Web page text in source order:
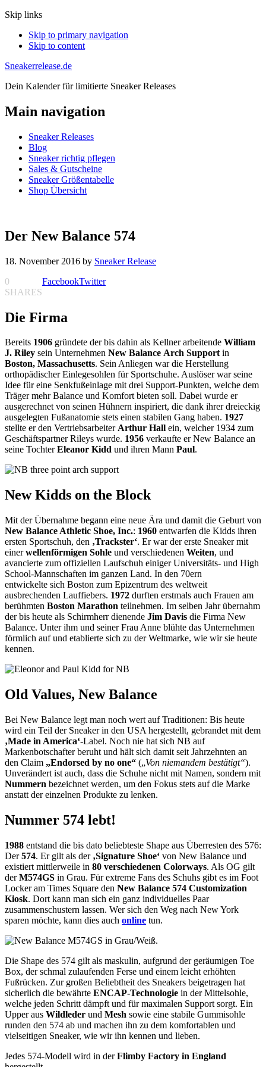
Skip links
Skip to primary navigation
Skip to content
Sneakerrelease.de
Dein Kalender für limitierte Sneaker Releases
Main navigation
Sneaker Releases
Blog
Sneaker richtig pflegen
Sales & Gutscheine
Sneaker Größentabelle
Shop Übersicht
Der New Balance 574
18. November 2016 by Sneaker Release
0
SHARES
FacebookTwitter
Die Firma
Bereits 1906 gründete der bis dahin als Kellner arbeitende William
J. Riley sein Unternehmen New Balance Arch Supportin
Boston, Massachusetts. Sein Anliegen war die Herstellung
orthopädischer Einlegesohlen für Sportschuhe. Auslöser war seine
Idee für eine Senkfußeinlage mit drei Support-Punkten, welche dem
Träger mehr Balance und Komfort bieten soll. Dabei wurde er
ausgerechnet von seinen Hühnern inspiriert, die dank ihrer dreieckig
ausgelegten Fußanatomie stets einen stabilen Gang haben. 1927
stellte er den VertriebsarbeiterArthur Hall ein, welcher 1934 zum
Geschäftspartner Rileys wurde. 1956 verkaufte er New Balance an
seine TochterEleanor Kidd und ihren Mann Paul.
New Kidds on the Block
Mit der Übernahme begann eine neue Ära und damit die Geburt von
New Balance Athletic Shoe, Inc.: 1960 entwarfen die Kidds ihren
ersten Sportschuh, den ‚Trackster‘. Er war der erste Sneaker mit
einerwellenförmigen Sohle und verschiedenen Weiten, und
avancierte zum offiziellen Laufschuh einiger Universitäts- und High
School-Mannschaften im ganzen Land. In den 70ern
entwickelte sich Boston zum Epizentrum des weltweit
ausbrechenden Lauffiebers. 1972 durften erstmals auch Frauen am
berühmten Boston Marathon teilnehmen. Im selben Jahr übernahm
der bis heute als Schirmherr dienende Jim Davis die Firma New
Balance. Unter ihm und seiner Frau Anne blühte das Unternehmen
förmlich auf und etablierte sich zu der Weltmarke, wie wir sie heute
kennen.
Old Values, New Balance
Bei New Balance legt man noch wert auf Traditionen: Bis heute
wird ein Teil der Sneaker in den USA hergestellt, gebrandet mit dem
‚Made in America‘-Label. Noch nie hat sich NB auf
Markenbotschafter beruht und hält sich damit seit Jahrzehnten an
den Claim „Endorsed by no one“ („Von niemandem bestätigt“).
Unverändert ist auch, dass die Schuhe nicht mit Namen, sondern mit
Nummern bezeichnet werden, um den Fokus stets auf die Marke
anstatt der einzelnen Produkte zu lenken.
Nummer 574 lebt!
1988 entstand die bis dato beliebteste Shape aus Überresten des 576:
Der574. Er gilt als der ‚Signature Shoe‘ von New Balance und
existiert mittlerweile in 80 verschiedenen Colorways. Als OG gilt
derM574GS in Grau. Für extreme Fans des Schuhs gibt es im Foot
Locker am Times Square den New Balance 574 Customization
Kiosk. Dort kann man sich ein ganz individuelles Paar
zusammenschustern lassen. Wer sich den Weg nach New York
sparen möchte, kann dies auch online tun.
Die Shape des 574 gilt als maskulin, aufgrund der geräumigen Toe
Box, der schmal zulaufenden Ferse und einem leicht erhöhten
Fußrücken. Zur großen Beliebtheit des Sneakers beigetragen hat
sicherlich die bewährte ENCAP-Technologie in der Mittelsohle,
welche jeden Schritt dämpft und für maximalen Support sorgt. Ein
Upper aus Wildleder und Mesh sowie eine stabile Gummisohle
runden den 574 ab und machen ihn zu dem komfortablen und
vielseitigen Sneaker, wie wir ihn kennen und lieben.
Jedes 574-Modell wird in derFlimby Factory in England